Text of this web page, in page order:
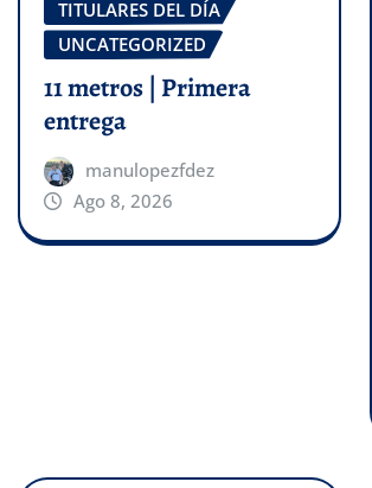
TITULARES DEL DÍA
UNCATEGORIZED
11 metros | Primera
entrega
manulopezfdez
Ago 8, 2026